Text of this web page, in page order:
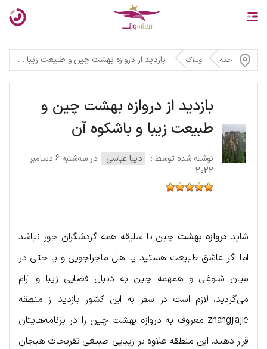
خانه وبلاگ بازدید از دروازه بهشت چین و طبیعت زیبا و باشکوه آن
بازدید از دروازه بهشت چین و
طبیعت زیبا و باشکوه آن
نوشته شده توسط : دیبا عباسی
در سه‌شنبه 6 دسامبر
2022
شاید دروازه بهشت چین با سلیقه همه گردشگران جور نباشد
اما اگر عاشق طبیعت هستید یا اهل ماجراجویی و یا حتی در
میان شلوغی و همهمه چین به دنبال فضایی زیبا و آرام
می‌گردید، لازم است در سفر به این کشور بازدید از منطقه
zhangjiajie معروف به د‌روا‌زه بهشت چین را در برنامه‌هایتان
قرار دهید. این منطقه علاوه بر زیبایی طبیعی تفریحات هیجان